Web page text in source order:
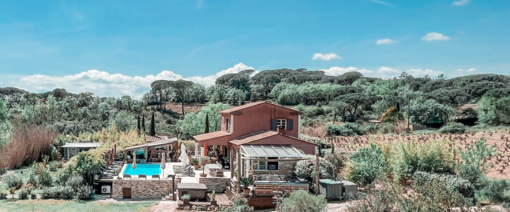
LA VILLA
CHAMBRES
SAINTE-MAXIME
SAINT-TROPEZ
SAINT-RAPHAËL
LE CHALET BACCHUS